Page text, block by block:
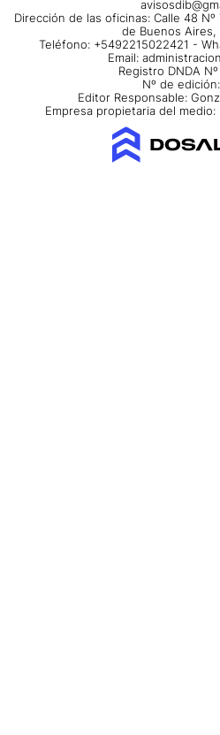
Dirección de las oficinas: Calle 48
de Buenos
Teléfono: +5492215022421 -
Email:
Registro DNDA
Nº de
Editor Responsable:
Empresa propietaria del medio: